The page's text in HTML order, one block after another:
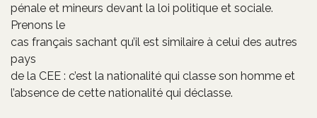
pénale et mineurs devant la loi politique et sociale.
Prenons le
cas français sachant qu’il est similaire à celui des autres
pays
de la CEE : c’est la nationalité qui classe son homme et
l’absence de cette nationalité qui déclasse.